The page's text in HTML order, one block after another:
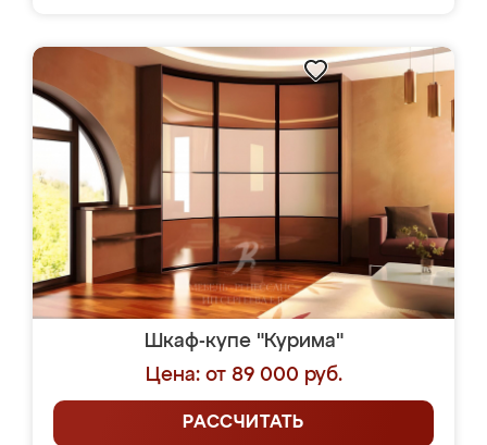
Шкаф-купе "Курима"
Цена: от 89 000 руб.
РАССЧИТАТЬ